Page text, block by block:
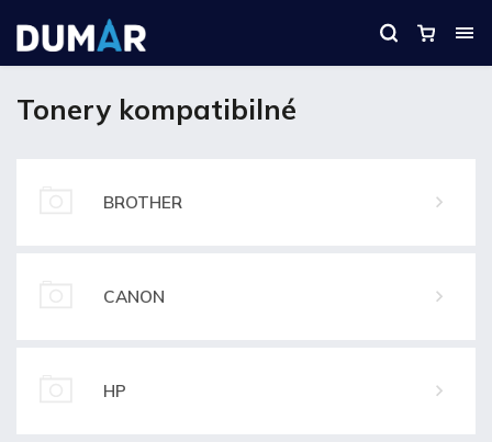
Tonery kompatibilné
BROTHER
CANON
HP